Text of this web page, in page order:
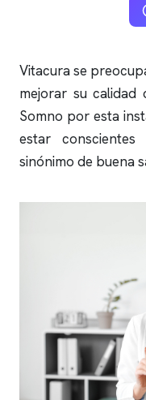
Vitacura se
mejorar su calidad
Somno por esta
estar
sinónimo de buena